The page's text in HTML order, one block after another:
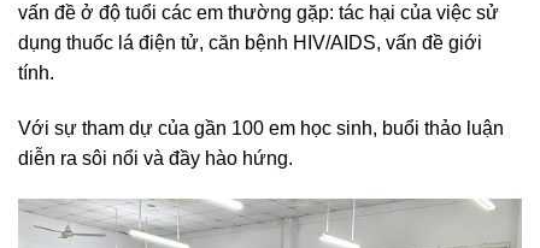
vấn đề ở độ tuổi các em thường gặp: tác hại của việc sử
dụng thuốc lá điện tử, căn bệnh HIV/AIDS, vấn đề giới
tính.
Với sự tham dự của gần 100 em học sinh, buổi thảo luận
diễn ra sôi nổi và đầy hào hứng.